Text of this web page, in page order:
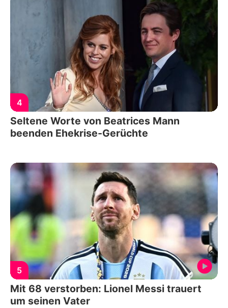
4
Seltene Worte von Beatrices Mann
beenden Ehekrise-Gerüchte
5
Mit 68 verstorben: Lionel Messi trauert
um seinen Vater